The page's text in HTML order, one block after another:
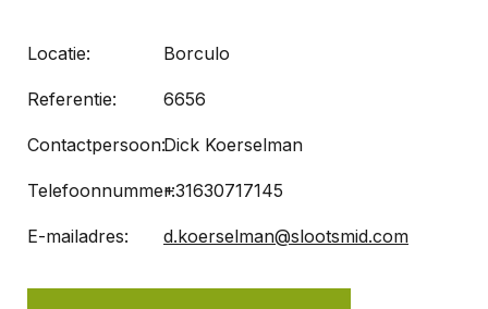
Locatie: Borculo
Referentie: 6656
Contactpersoon:Dick Koerselman
Telefoonnummer:+31630717145
E-mailadres: d.koerselman@slootsmid.com